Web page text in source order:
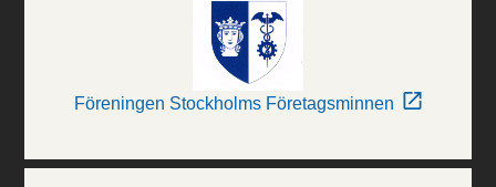
Föreningen Stockholms Företagsminnen